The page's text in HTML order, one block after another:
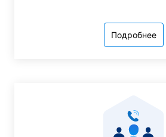
имитирующее телефон на любом
то смартфон, планшет или ПК.
необходимое количество
Подробнее